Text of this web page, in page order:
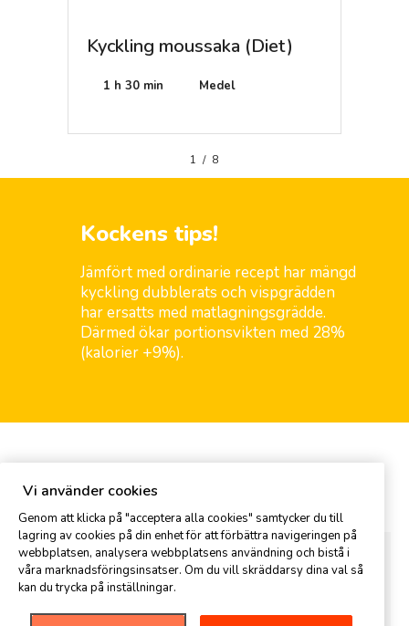
Kyckling moussaka (Diet)
1 h 30 min Medel
1 / 8
Kockens tips!
Jämfört med ordinarie recept har mängd
kyckling dubblerats och vispgrädden
har ersatts med matlagningsgrädde.
Därmed ökar portionsvikten med 28%
(kalorier +9%).
Kommentar
Vi använder cookies
Genom att klicka på "acceptera alla cookies" samtycker du till
lagring av cookies på din enhet för att förbättra navigeringen på
webbplatsen, analysera webbplatsens användning och bistå i
våra marknadsföringsinsatser. Om du vill skräddarsy dina val så
kan du trycka på inställningar.